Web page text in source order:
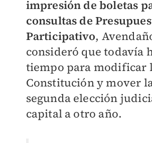
impresión de boletas
consultas de
Participativo,
consideró que todavía
tiempo para modificar
Constitución y mover
segunda elección
capital a otro año.